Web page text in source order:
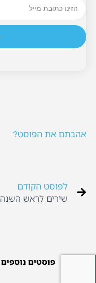
אהבתם את הפוסט?
לפוסט הקודם
פוסטים נוספים